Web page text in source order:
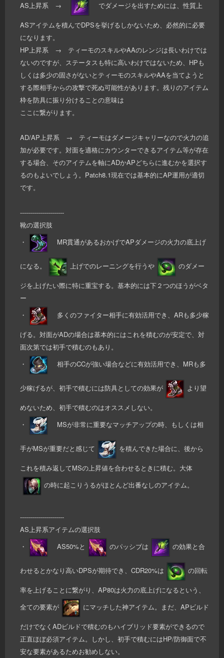
AS上昇系 → でダメージを出すためには、性質上
ASアイテムを積んでDPSを挙げるしかないため、必然的に必要
になります。
HP上昇系 → ティーモのスキルやAAのレンジは長いわけでは
ないのですが、ステータスも特に高いわけではないため、HPも
しくは多少の固さがないとティーモのスキルやAAを当てようと
する際相手からの攻撃で死ぬ可能性があります。残りのアイテム
枠を防具に振り分けることの意味は
ここに繋がります。
AD/AP上昇系 → ティーモはダメージキャリーなので火力の追
加が必要です。対面を適格にカウンターできるアイテム等が存在
する場合、そのアイテムを軸にADかAPどちらに進むかを選択す
るのもよいでしょう。Patch8.1現在では基本的にAP運用が適切
です。
----------------------
靴の選択肢
・
MR貫通があるおかげでAPダメージの火力の底上げ
になる。 上げでのレーニングを行うや のダメー
ジを上げたい際に特に重宝する。基本的には下２つのほうがベタ
ー
・
多くのファイター相手に有効活用でき、ARも多少稼
げる。対面がADの場合は基本的にはこれを積むのが安定で、対
面次第では初手で積むのもあり。
・
相手のCCが強い場合などに有効活用でき、MRも多
少稼げるが、初手で積むには防具としての効果が より望
めないため、初手で積むのはオススメしない。
・
MSが非常に重要なマッチアップの時、もしくは相
手がMSが重要だと感じて を積んできた場合に、後から
これを積み返してMSの上昇値を合わせるときに積む。大体
の時に起こりうるがほとんど出番なしのアイテム。
----------------------
AS上昇系アイテムの選択肢
・
AS50%と のパッシブは の効果と合
わせるとかなり高いDPSが期待でき、CDR20%は の回転
率を上げることに繋がり、AP80は火力の底上げになるという、
全ての要素が
にマッチした神アイテム。まだ、APビルド
だけでなくADビルドで積むのもハイブリッド要素ができるので
正直ほぼ必須アイテム。しかし、初手で積むにはHP/防御面で不
安な要素があるためお勧めしない。